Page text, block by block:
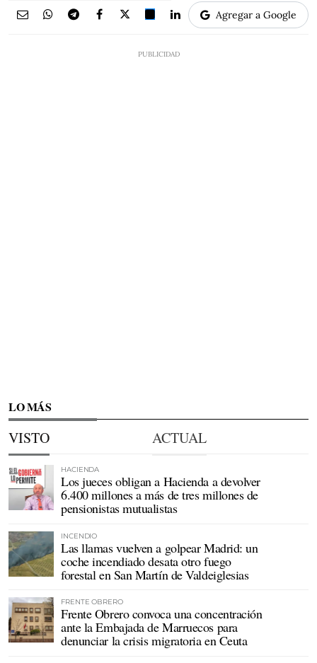
Agregar a Google
LO MÁS
VISTO ACTUAL
HACIENDA
Los jueces obligan a Hacienda a devolver
6.400 millones a más de tres millones de
pensionistas mutualistas
INCENDIO
Las llamas vuelven a golpear Madrid: un
coche incendiado desata otro fuego
forestal en San Martín de Valdeiglesias
FRENTE OBRERO
Frente Obrero convoca una concentración
ante la Embajada de Marruecos para
denunciar la crisis migratoria en Ceuta